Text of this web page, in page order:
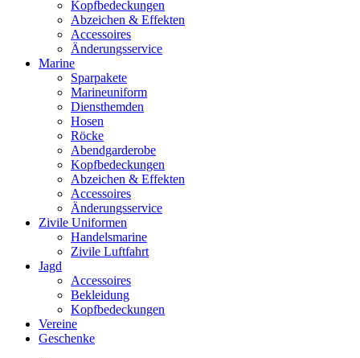
Kopfbedeckungen
Abzeichen & Effekten
Accessoires
Änderungsservice
Marine
Sparpakete
Marineuniform
Diensthemden
Hosen
Röcke
Abendgarderobe
Kopfbedeckungen
Abzeichen & Effekten
Accessoires
Änderungsservice
Zivile Uniformen
Handelsmarine
Zivile Luftfahrt
Jagd
Accessoires
Bekleidung
Kopfbedeckungen
Vereine
Geschenke